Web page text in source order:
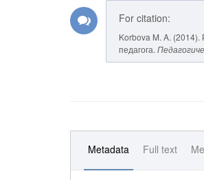
For citation:
Korbova M. A.
педагога.
Metadata Full text